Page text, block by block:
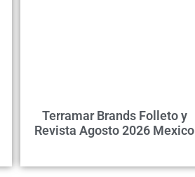
Terramar Brands Folleto y
Revista Agosto 2026 Mexico